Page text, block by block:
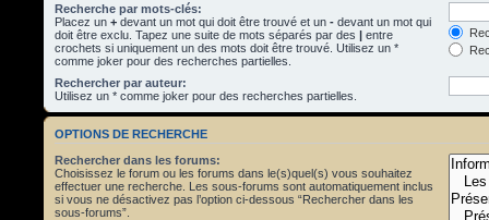
Recherche par mots-clés:
Placez un + devant un mot qui doit être trouvé et un - devant un mot qui
doit être exclu. Tapez une suite de mots séparés par des | entre
crochets si uniquement un des mots doit être trouvé. Utilisez un *
comme joker pour des recherches partielles.
Rechercher par auteur:
Utilisez un * comme joker pour des recherches partielles.
OPTIONS DE RECHERCHE
Rechercher dans les forums:
Choisissez le forum ou les forums dans le(s)quel(s) vous souhaitez
effectuer une recherche. Les sous-forums sont automatiquement inclus
si vous ne désactivez pas l’option ci-dessous “Rechercher dans les
sous-forums”.